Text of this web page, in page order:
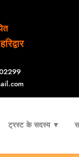
ट्रस्ट के सदस्य ▼